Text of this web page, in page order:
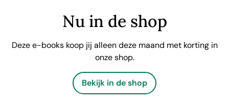
Nu in de shop
Deze e-books koop jij alleen deze maand met korting in
onze shop.
Bekijk in de shop